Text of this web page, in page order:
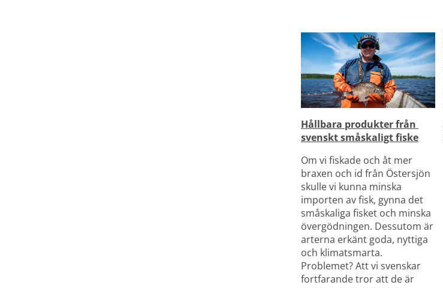
Hållbara produkter från
svenskt småskaligt fiske
Om vi fiskade och åt mer
braxen och id från Östersjön
skulle vi kunna minska
importen av fisk, gynna det
småskaliga fisket och minska
övergödningen. Dessutom är
arterna erkänt goda, nyttiga
och klimatsmarta.
Problemet? Att vi svenskar
fortfarande tror att de är